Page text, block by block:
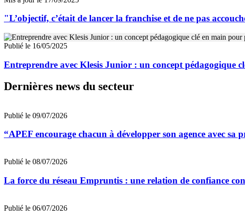
"L’objectif, c’était de lancer la franchise et de ne pas
Publié le 16/05/2025
Entreprendre avec Klesis Junior : un concept pédagogique
Dernières news du secteur
Publié le 09/07/2026
“APEF encourage chacun à développer son agence avec
Publié le 08/07/2026
La force du réseau Empruntis : une relation de confiance
Publié le 06/07/2026